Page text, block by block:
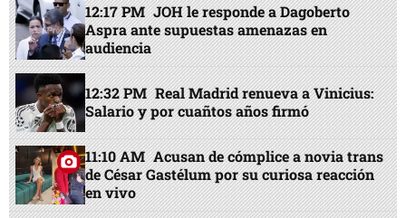
12:17 PM JOH le responde a Dagoberto
Aspra ante supuestas amenazas en
audiencia
12:32 PM Real Madrid renueva a Vinicius:
Salario y por cuañtos años firmó
11:10 AM Acusan de cómplice a novia trans
de César Gastélum por su curiosa reacción
en vivo